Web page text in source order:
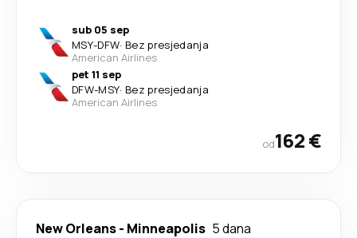
sub 05 sep
MSY-DFW· Bez presjedanja
American Airlines
pet 11 sep
DFW-MSY· Bez presjedanja
American Airlines
od162 €
New Orleans- Minneapolis 5 dana